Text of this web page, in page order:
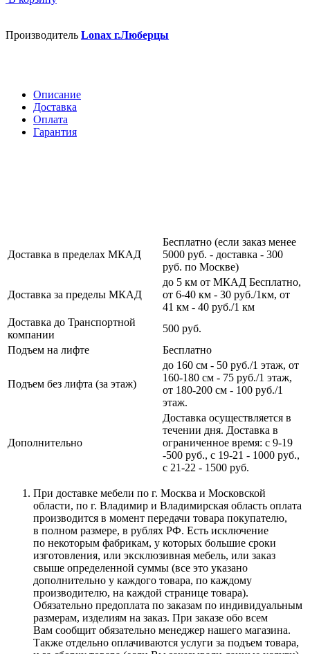
Производитель Lonax г.Люберцы
Описание
Доставка
Оплата
Гарантия
Доставка в пределах МКАД
Бесплатно (если заказ менее
5000 руб. - доставка - 300
руб. по Москве)
Доставка за пределы МКАД
до 5 км от МКАД Бесплатно,
от 6-40 км - 30 руб./1км, от
41 км - 40 руб./1 км
Доставка до Транспортной
компании
500 руб.
Подъем на лифте
Бесплатно
Подъем без лифта (за этаж)
до 160 см - 50 руб./1 этаж, от
160-180 см - 75 руб./1 этаж,
от 180-200 см - 100 руб./1
этаж.
Дополнительно
Доставка осуществляется в
течении дня. Доставка в
ограниченное время: с 9-19
-500 руб., с 19-21 - 1000 руб.,
с 21-22 - 1500 руб.
При доставке мебели по г. Москва и Московской
области, по г. Владимир и Владимирская область оплата
производится в момент передачи товара покупателю,
в полном размере, в рублях РФ. Есть исключение
по некоторым фабрикам, у которых большие сроки
изготовления, или эксклюзивная мебель, или заказ
свыше определенной суммы (все это указано
дополнительно у каждого товара, по каждому
производителю, на каждой странице товара).
Обязательно предоплата по заказам по индивидуальным
размерам, изделиям на заказ. При заказе обо всем
Вам сообщит обязательно менеджер нашего магазина.
Также отдельно оплачиваются услуги за подъем товара,